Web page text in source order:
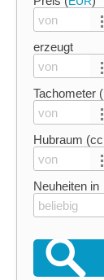
erzeugt
Tachometer (
Hubraum
Neuheiten in
beliebig